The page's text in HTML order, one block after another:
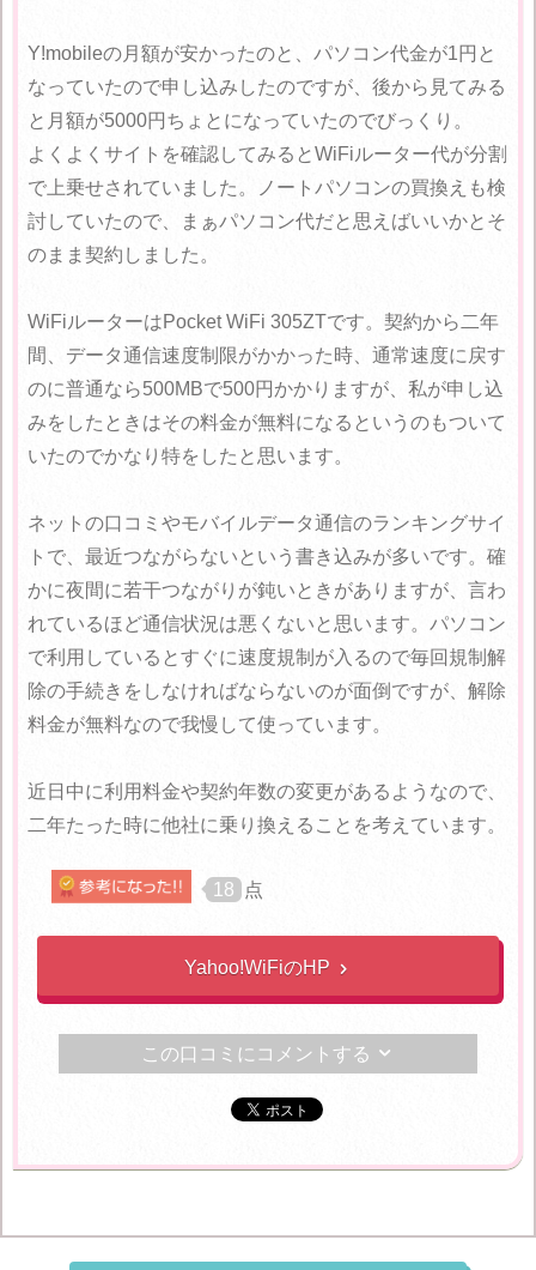
Y!mobileの月額が安かったのと、パソコン代金が1円と
なっていたので申し込みしたのですが、後から見てみる
と月額が5000円ちょとになっていたのでびっくり。
よくよくサイトを確認してみるとWiFiルーター代が分割
で上乗せされていました。ノートパソコンの買換えも検
討していたので、まぁパソコン代だと思えばいいかとそ
のまま契約しました。
WiFiルーターはPocket WiFi 305ZTです。契約から二年
間、データ通信速度制限がかかった時、通常速度に戻す
のに普通なら500MBで500円かかりますが、私が申し込
みをしたときはその料金が無料になるというのもついて
いたのでかなり特をしたと思います。
ネットの口コミやモバイルデータ通信のランキングサイ
トで、最近つながらないという書き込みが多いです。確
かに夜間に若干つながりが鈍いときがありますが、言わ
れているほど通信状況は悪くないと思います。パソコン
で利用しているとすぐに速度規制が入るので毎回規制解
除の手続きをしなければならないのが面倒ですが、解除
料金が無料なので我慢して使っています。
近日中に利用料金や契約年数の変更があるようなので、
二年たった時に他社に乗り換えることを考えています。
18 点
Yahoo!WiFiのHP 
この口コミにコメントする 